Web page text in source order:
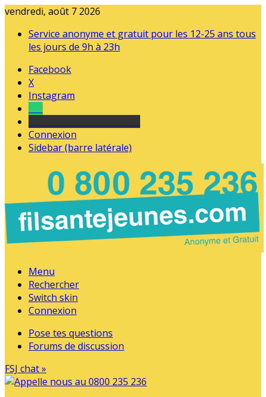
vendredi, août 7 2026
Service anonyme et gratuit pour les 12-25 ans tous
les jours de 9h à 23h
Facebook
X
Instagram
Connexion
Sidebar (barre latérale)
Menu
Rechercher
Switch skin
Connexion
Pose tes questions
Forums de discussion
FSJ chat »